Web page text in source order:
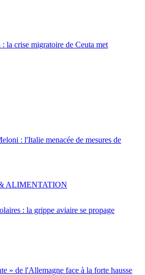
: la crise migratoire de Ceuta met
: l'Italie menacée de mesures de
: la grippe aviaire se propage
ALIMENTATION
» de l'Allemagne face à la forte hausse